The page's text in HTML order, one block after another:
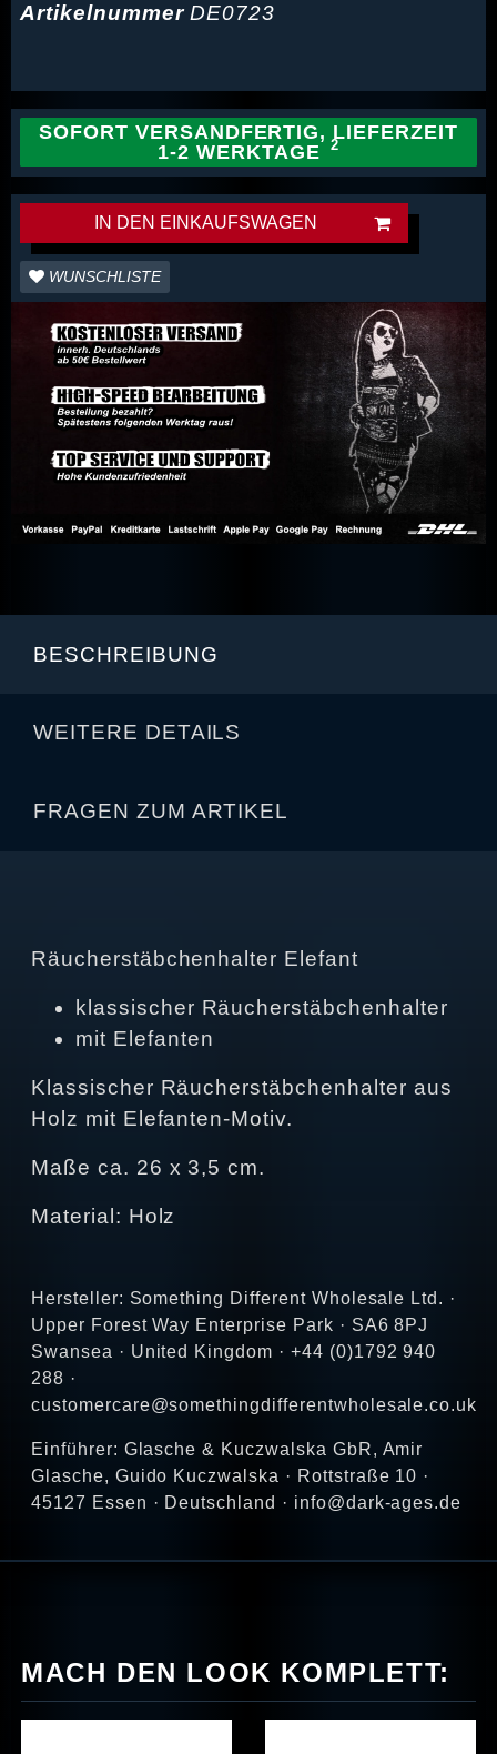
ArtikelnummerDE0723
SOFORT VERSANDFERTIG, LIEFERZEIT
1-2 WERKTAGE
IN DEN EINKAUFSWAGEN
WUNSCHLISTE
BESCHREIBUNG
WEITERE DETAILS
FRAGEN ZUM ARTIKEL
Räucherstäbchenhalter Elefant
klassischer Räucherstäbchenhalter
mit Elefanten
Klassischer Räucherstäbchenhalter aus
Holz mit Elefanten-Motiv.
Maße ca. 26 x 3,5 cm.
Material: Holz
Hersteller: Something Different Wholesale Ltd. ·
Upper Forest Way Enterprise Park · SA6 8PJ
Swansea · United Kingdom · +44 (0)1792 940
288 ·
customercare@somethingdifferentwholesale.co.uk
Einführer: Glasche & Kuczwalska GbR, Amir
Glasche, Guido Kuczwalska · Rottstraße 10 ·
45127 Essen · Deutschland · info@dark-ages.de
MACH DEN LOOK KOMPLETT: